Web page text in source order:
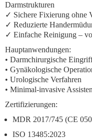
Darmstrukturen
✓ Sichere Fixierung ohne
✓ Reduzierte
✓ Einfache Reinigung –
Hauptanwendungen:
• Darmchirurgische
• Gynäkologische
• Urologische Verfahren
• Minimal-invasive
Zertifizierungen:
MDR 2017/745 (CE
ISO 13485:2023